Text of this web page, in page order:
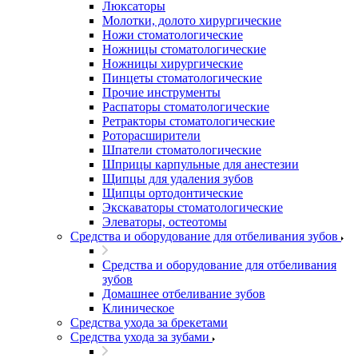
Люксаторы
Молотки, долото хирургические
Ножи стоматологические
Ножницы стоматологические
Ножницы хирургические
Пинцеты стоматологические
Прочие инструменты
Распаторы стоматологические
Ретракторы стоматологические
Роторасширители
Шпатели стоматологические
Шприцы карпульные для анестезии
Щипцы для удаления зубов
Щипцы ортодонтические
Экскаваторы стоматологические
Элеваторы, остеотомы
Средства и оборудование для отбеливания зубов
Средства и оборудование для отбеливания
зубов
Домашнее отбеливание зубов
Клиническое
Средства ухода за брекетами
Средства ухода за зубами